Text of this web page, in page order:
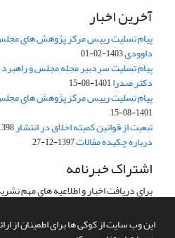
این وب سایت از کوکی ها برای اطمینان از
آخرین اخبار
پیام تسلیت رییس مرکز پژوهش های
داوودی1403-02-01
پیام تسلیت سردبیر مجله مجلس و
دکتر صدرا1401-08-15
پیام تسلیت رییس مرکز پژوهش های
1401-08-15
تبعیت از قوانین کمیته اخلاق در انتشار10-23
درباره چکیده مقالات1397-12-27
اشتراک خبرنامه
برای دریافت اخبار و اطلاعیه های مهم